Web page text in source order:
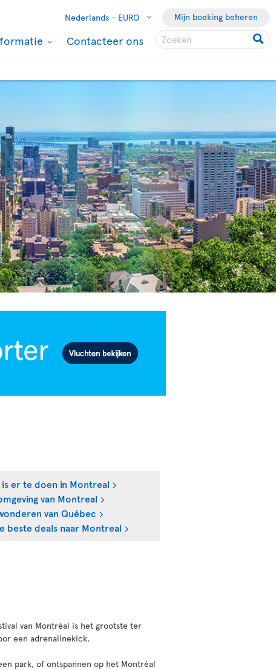
Nederlands - EURO Mijn boeking beheren
Contacteer ons
is er te doen in Montreal
van Montreal
van Québec
beste deals naar Montreal
van Montréal is het grootste ter
een adrenalinekick.
park, of ontspannen op het Montréal